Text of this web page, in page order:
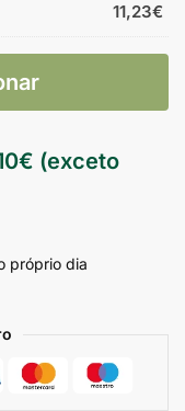
11,23€
(exceto
próprio dia